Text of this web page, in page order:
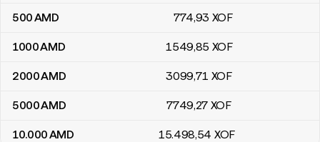
500AMD 774,93 XOF
1000AMD 1549,85 XOF
2000AMD 3099,71 XOF
5000AMD 7749,27 XOF
10.000AMD 15.498,54 XOF